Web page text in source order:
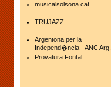
musicalsolsona.cat
TRUJAZZ
Argentona per la
Independ�ncia - ANC
Provatura Fontal